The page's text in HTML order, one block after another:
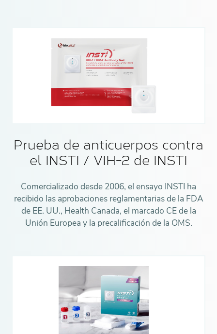
Prueba de anticuerpos contra
el INSTI / VIH-2 de INSTI
Comercializado desde 2006, el ensayo INSTI ha
recibido las aprobaciones reglamentarias de la FDA
de EE. UU., Health Canada, el marcado CE de la
Unión Europea y la precalificación de la OMS.